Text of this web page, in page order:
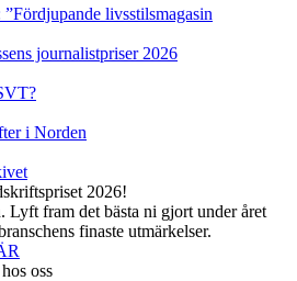
livsstilsmagasin
journalistpriser 2026
i Norden
2026!
Lyft fram det bästa ni gjort under året
finaste utmärkelser.
oss